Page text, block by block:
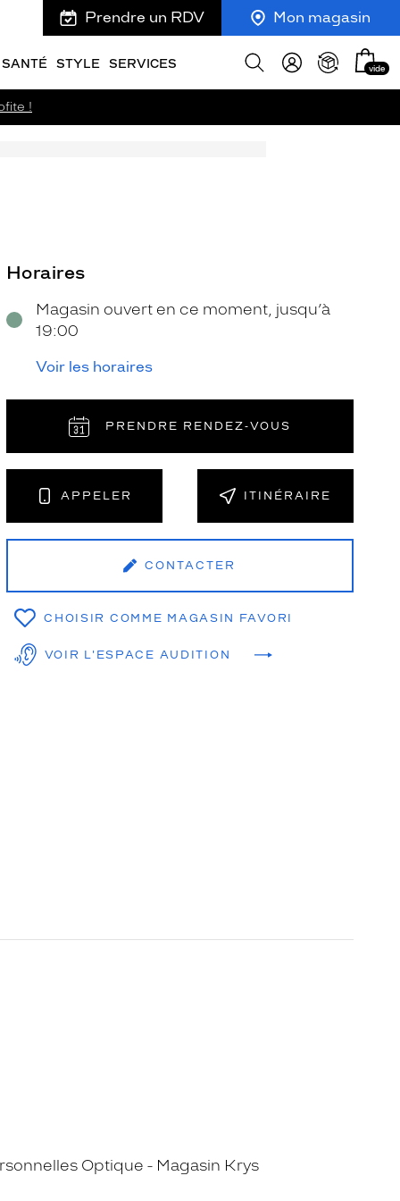
Prendre un RDV Mon magasin
SANTÉ STYLE SERVICES
Afficher
Mon
panier
vide
!
Horaires
Magasin ouvert en ce moment, jusqu’à
19:00
Voir les horaires
PRENDRE RENDEZ‑VOUS
APPELER ITINÉRAIRE
CONTACTER
CHOISIR COMME MAGASIN FAVORI
VOIR L'ESPACE AUDITION
Optique - Magasin Krys